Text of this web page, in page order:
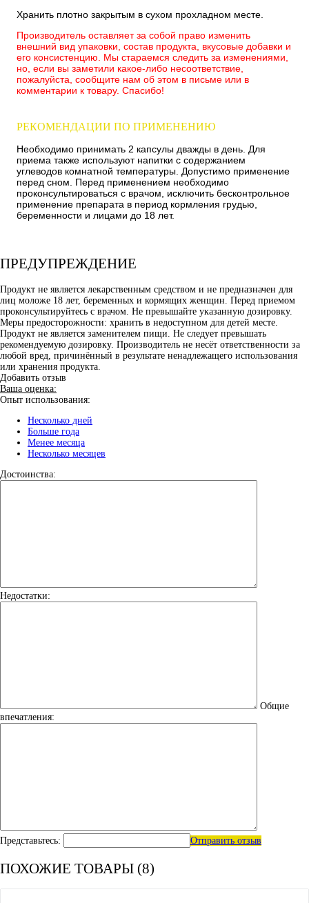
Хранить плотно закрытым в сухом прохладном месте.
Производитель оставляет за собой право изменить
внешний вид упаковки, состав продукта, вкусовые добавки и
его консистенцию. Мы стараемся следить за изменениями,
но, если вы заметили какое-либо несоответствие,
пожалуйста, сообщите нам об этом в письме или в
комментарии к товару. Спасибо!
РЕКОМЕНДАЦИИ ПО ПРИМЕНЕНИЮ
Необходимо принимать 2 капсулы дважды в день. Для
приема также используют напитки с содержанием
углеводов комнатной температуры. Допустимо применение
перед сном. Перед применением необходимо
проконсультироваться с врачом, исключить бесконтрольное
применение препарата в период кормления грудью,
беременности и лицами до 18 лет.
ПРЕДУПРЕЖДЕНИЕ
Продукт не является лекарственным средством и не предназначен для
лиц моложе 18 лет, беременных и кормящих женщин. Перед приемом
проконсультируйтесь с врачом. Не превышайте указанную дозировку.
Меры предосторожности: хранить в недоступном для детей месте.
Продукт не является заменителем пищи. Не следует превышать
рекомендуемую дозировку. Производитель не несёт ответственности за
любой вред, причинённый в результате ненадлежащего использования
или хранения продукта.
Добавить отзыв
Ваша оценка:
Опыт использования:
Несколько дней
Больше года
Менее месяца
Несколько месяцев
Достоинства:
Недостатки:
Общие
впечатления:
Представьтесь: Отправить отзыв
ПОХОЖИЕ ТОВАРЫ (8)